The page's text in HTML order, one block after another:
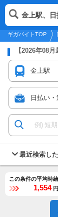
2026年8月10日更新
ギガバイトTOP
金上駅、
【2026年08月最新版
金上駅
日払い
最近検索し
この条件の平均時給
1,554 円